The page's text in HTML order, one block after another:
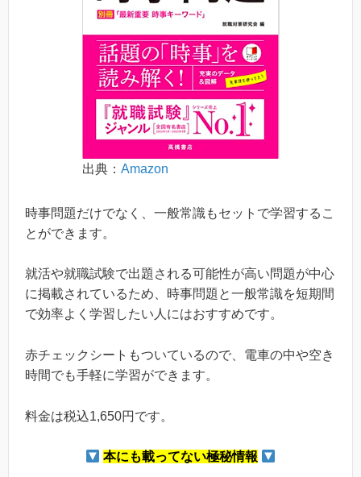
出典： Amazon
時事問題だけでなく、一般常識もセットで学習するこ
とができます。
就活や就職試験で出題される可能性が高い問題が中心
に掲載されているため、時事問題と一般常識を短期間
で効率よく学習したい人にはおすすめです。
赤チェックシートもついているので、電車の中や空き
時間でも手軽に学習ができます。
料金は税込1,650円です。
本にも載ってない極秘情報